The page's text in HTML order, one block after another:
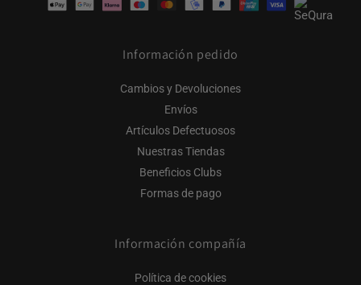
Información pedido
Cambios y Devoluciones
Envíos
Artículos Defectuosos
Nuestras Tiendas
Beneficios Clubs
Formas de pago
Información compañía
Política de cookies